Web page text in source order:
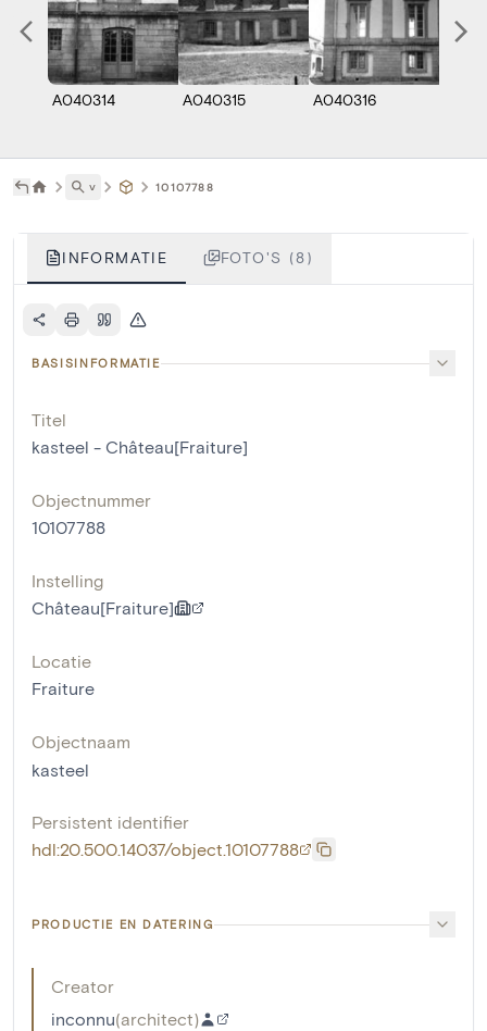
A040314 A040315 A040316
˅ 10107788
INFORMATIE FOTO'S (8)
BASISINFORMATIE
Titel
kasteel - Château[Fraiture]
Objectnummer
10107788
Instelling
Château[Fraiture]
Locatie
Fraiture
Objectnaam
kasteel
Persistent identifier
hdl:20.500.14037/object.10107788
PRODUCTIE EN DATERING
Creator
inconnu(architect)